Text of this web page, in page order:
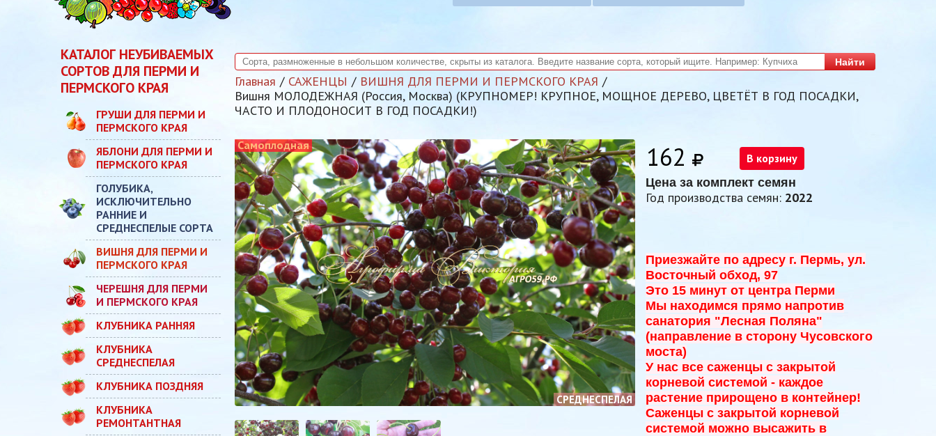
Найти
КАТАЛОГ НЕУБИВАЕМЫХ
СОРТОВ ДЛЯ ПЕРМИ И
ПЕРМСКОГО КРАЯ
ГРУШИ ДЛЯ ПЕРМИ И
ПЕРМСКОГО КРАЯ
ЯБЛОНИ ДЛЯ ПЕРМИ И
ПЕРМСКОГО КРАЯ
ГОЛУБИКА,
ИСКЛЮЧИТЕЛЬНО
РАННИЕ И
СРЕДНЕСПЕЛЫЕ СОРТА
ВИШНЯ ДЛЯ ПЕРМИ И
ПЕРМСКОГО КРАЯ
ЧЕРЕШНЯ ДЛЯ ПЕРМИ
И ПЕРМСКОГО КРАЯ
КЛУБНИКА РАННЯЯ
КЛУБНИКА
СРЕДНЕСПЕЛАЯ
КЛУБНИКА ПОЗДНЯЯ
КЛУБНИКА
РЕМОНТАНТНАЯ
Главная САЖЕНЦЫ
ВИШНЯ ДЛЯ ПЕРМИ И ПЕРМСКОГО КРАЯ
Вишня МОЛОДЕЖНАЯ (Россия, Москва) (КРУПНОМЕР! КРУПНОЕ, МОЩНОЕ ДЕРЕВО, ЦВЕТЁТ В ГОД ПОСАДКИ,
ЧАСТО И ПЛОДОНОСИТ В ГОД ПОСАДКИ!)
162
В корзину
Цена за комплект семян
Год производства семян: 2022
Приезжайте по адресу г. Пермь, ул.
Восточный обход, 97
Это 15 минут от центра Перми
Мы находимся прямо напротив
санатория "Лесная Поляна"
(направление в сторону Чусовского
моста)
У нас все саженцы с закрытой
корневой системой - каждое
растение прирощено в контейнер!
Саженцы с закрытой корневой
системой можно высажить в
Самоплодная
СРЕДНЕСПЕЛАЯ